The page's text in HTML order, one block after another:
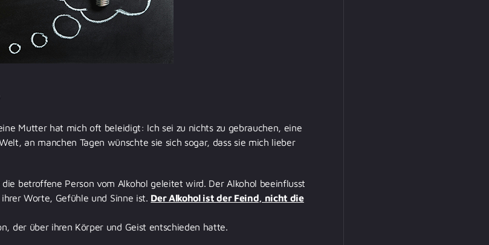
Mutter hat mich oft beleidigt: Ich sei zu nichts zu gebrauchen, eine
an manchen Tagen wünschte sie sich sogar, dass sie mich lieber
betroffene Person vom Alkohol geleitet wird. Der Alkohol beeinflusst
Worte, Gefühle und Sinne ist. Der Alkohol ist der Feind, nicht die
der über ihren Körper und Geist entschieden hatte.